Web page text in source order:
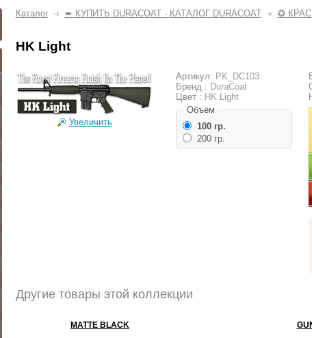
Каталог ➨ КУПИТЬ DURACOAT - КАТАЛОГ DURACOAT ✪
HK Light
Увеличить
Артикул: PK_DC103
Бренд : DuraCoat
Цвет : HK Light
Объем
100 гр.
200 гр.
Другие товары этой коллекции
MATTE BLACK